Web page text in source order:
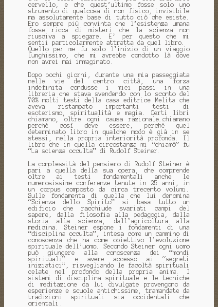
cervello, e che quest’ultimo fosse solo uno
strumento di qualcosa di non fisico, invisibile
ma assolutamente base di tutto ciò che esiste.
Ero sempre più convinta che l’esistenza umana
fosse ricca di misteri che la scienza non
riusciva a spiegare. E’ per questo che mi
sentii particolarmente attratta da quel libro.
Quello per me fu solo l’inizio di un viaggio
lunghissimo, che mi avrebbe condotto là dove
non avrei mai immaginato.
Dopo pochi giorni, durante una mia passeggiata
nelle vie del centro città, una forza
indefinita condusse i miei passi in una
libreria che stava svendendo con lo sconto del
70% molti testi della casa editrice Melita che
aveva ristampato importanti testi di
esoterismo, spiritualità e magia. Certi libri
chiamano, oltre ogni causa razionale…chiamano
perché così deve essere, perché quel
determinato libro in qualche modo è già in se
stessi, nella propria interiorità profonda. Il
libro che in quella circostanza mi “chiamò” fu
“La scienza occulta” di Rudolf Steiner.
La complessità del pensiero di Rudolf Steiner è
pari a quella della sua opera, che comprende
oltre ai testi fondamentali anche le
numerosissime conferenze tenute in 25 anni, in
un corpus composto da circa trecento volumi.
Sulle fondamenta di quella che lui denomina
“Scienza dello Spirito” si basa tutto un
edificio che racchiude svariati campi del
sapere, dalla filosofia alla pedagogia, dalla
storia alla scienza, dall’agricoltura alla
medicina. Steiner espone i fondamenti di una
“disciplina occulta”, intesa come un cammino di
conoscenza che ha come obiettivo l’evoluzione
spirituale dell’uomo. Secondo Steiner ogni uomo
può giungere alla conoscenza dei “mondi
spirituali” e avere accesso ai “segreti
iniziatici”, risvegliando le facoltà spirituali
celate nel profondo della propria anima. I
sistemi di disciplina spirituale e le tecniche
di meditazione da lui divulgate provengono da
esperienze e scuole antichissime, tramandate da
tradizioni spirituali sia occidentali che
orientali.